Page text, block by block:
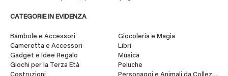
CATEGORIE IN EVIDENZA
Bambole e Accessori
Cameretta e Accessori
Gadget e Idee Regalo
Giochi per la Terza Età
Costruzioni
Giocoleria e Magia
Libri
Musica
Peluche
Personaggi e Animali da Collezione